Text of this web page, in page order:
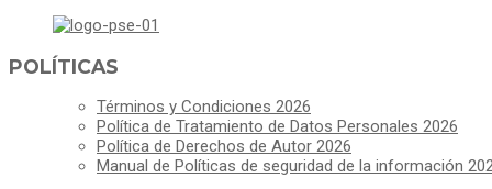
POLÍTICAS
Términos y Condiciones 2026
Política de Tratamiento de Datos Personales 2026
Política de Derechos de Autor 2026
Manual de Políticas de seguridad de la información